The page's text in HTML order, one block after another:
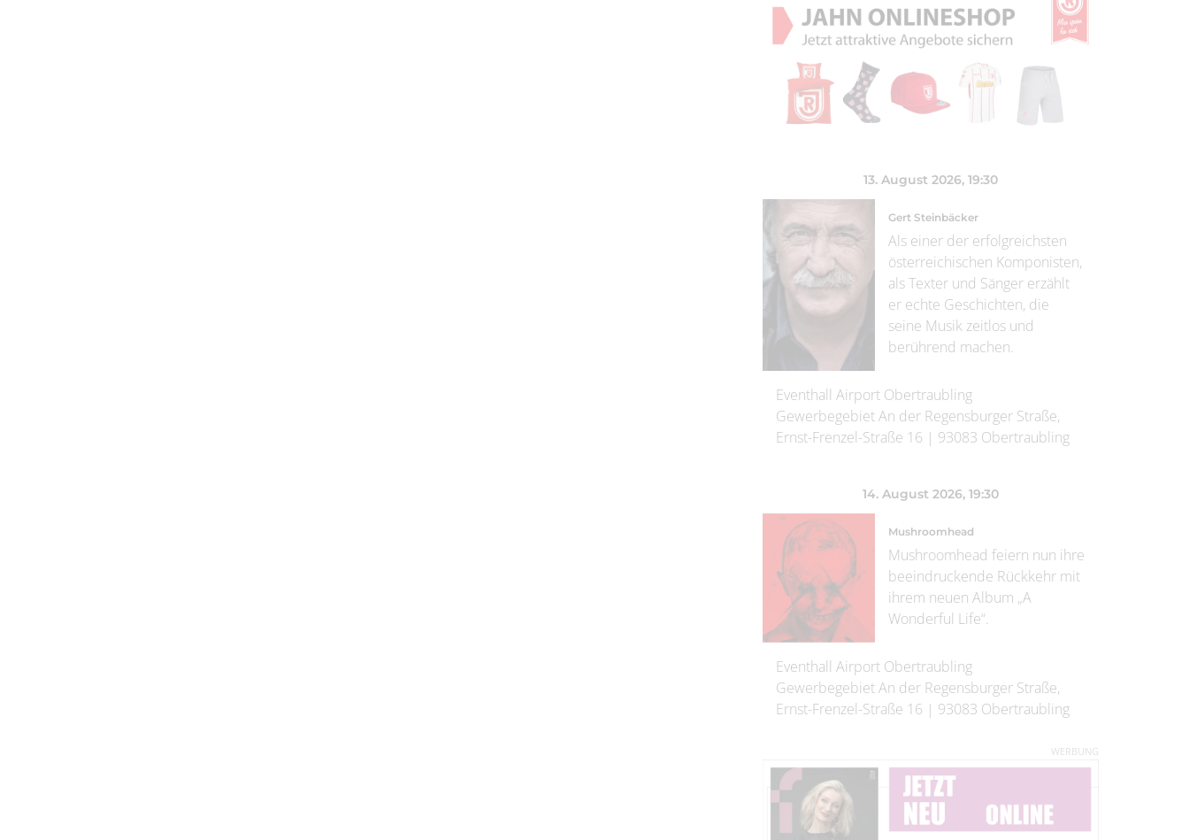
13. August 2026, 19:30
Gert Steinbäcker
Als einer der erfolgreichsten
österreichischen Komponisten,
als Texter und Sänger erzählt
er echte Geschichten, die
seine Musik zeitlos und
berührend machen.
Eventhall Airport Obertraubling
Gewerbegebiet An der Regensburger Straße,
Ernst-Frenzel-Straße 16 | 93083 Obertraubling
14. August 2026, 19:30
Mushroomhead
Mushroomhead feiern nun ihre
beeindruckende Rückkehr mit
ihrem neuen Album „A
Wonderful Life“.
Eventhall Airport Obertraubling
Gewerbegebiet An der Regensburger Straße,
Ernst-Frenzel-Straße 16 | 93083 Obertraubling
WERBUNG